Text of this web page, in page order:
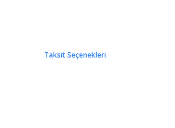
Taksit Seçenekleri